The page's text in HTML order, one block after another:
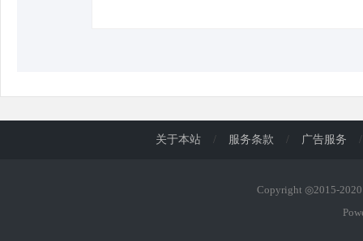
关于本站 / 服务条款 / 广告服务 /
Copyright ◎2015-